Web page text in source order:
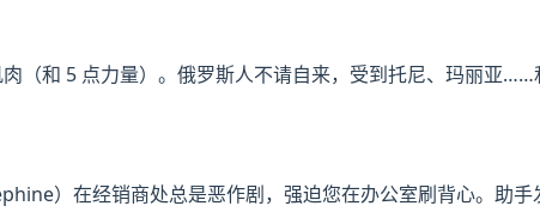
（和 5 点力量）。俄罗斯人不请自来，受到托尼、玛丽亚
）在经销商处总是恶作剧，强迫您在办公室刷背心。助